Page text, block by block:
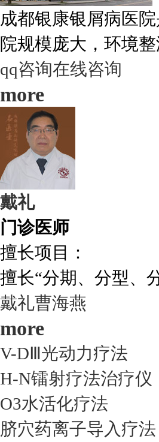
成都银康银屑病医
院规模庞大，环境
qq咨询在线咨询
more
戴礼
门诊医师
擅长项目：
擅长“分期、分型、
戴礼曹海燕
more
V-DⅢ光动力疗法
H-N镭射疗法治疗仪
O3水活化疗法
脐穴药离子导入疗法